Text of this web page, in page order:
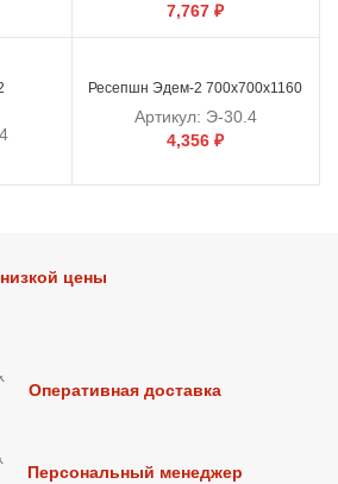
7,767₽
Ресепшн Эдем-2 700х700х1160
Артикул: Э-30.4
4,356₽
цены
Оперативная доставка
Персональный менеджер